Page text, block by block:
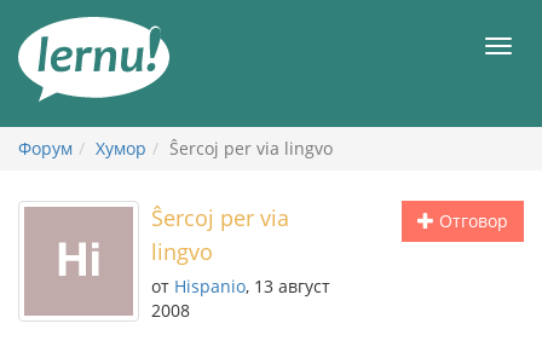
съдържанието
Форум Хумор Ŝercoj per via lingvo
Отговор
Ŝercoj per via
lingvo
от Hispanio, 13 август
2008